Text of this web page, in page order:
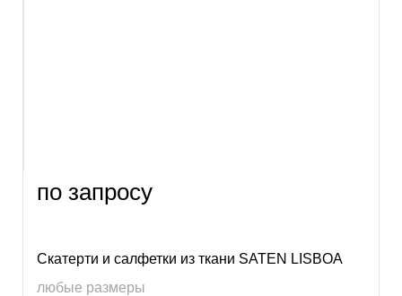
по запросу
Скатерти и салфетки из ткани SATEN LISBOA
любые размеры